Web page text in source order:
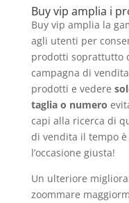
Buy vip amplia i
Buy vip amplia la
agli utenti per
prodotti soprattutto
campagna di
prodotti e vedere
taglia o numero
capi alla ricerca di
di vendita il tempo
l’occasione giusta!
Un ulteriore
zoommare